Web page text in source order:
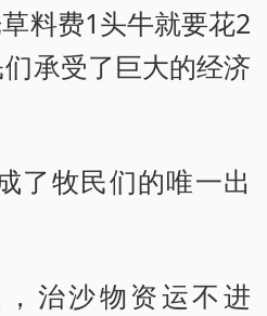
料费1头牛就要花2
承受了巨大的经济
了牧民们的唯一出
治沙物资运不进